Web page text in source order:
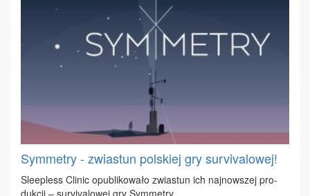
Symmetry - zwiastun polskiej gry survivalowej!
Sle­epless Cli­nic opu­bli­ko­wa­ło zwia­stun ich naj­now­szej pro­